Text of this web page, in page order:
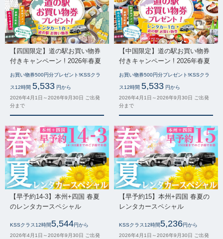
【四国限定】道の駅お買い物券
付きキャンペーン ! 2026年春夏
お買い物券500円分プレゼント!KSSクラ
ス12時間 5,533 円から
2026年4月1日～2026年9月30日 ご出発
分まで
【中国限定】道の駅お買い物券
付きキャンペーン ! 2026年春夏
お買い物券500円分プレゼント!KSSクラ
ス12時間 5,533 円から
2026年4月1日～2026年9月30日 ご出発
分まで
【早予約14-3】本州+四国 春夏
のレンタカースペシャル
KSSクラス12時間5,544円から
2026年4月1日～2026年9月30日 ご出発
【早予約15】本州+四国 春夏の
レンタカースペシャル
KSSクラス12時間5,236円から
2026年4月1日～2026年9月30日 ご出発